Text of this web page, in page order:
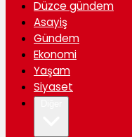
Düzce gündem
Asayiş
Gündem
Ekonomi
Yaşam
Siyaset